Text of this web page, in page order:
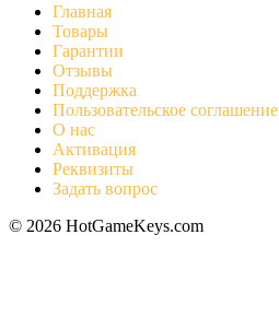
Главная
Товары
Гарантии
Отзывы
Поддержка
Пользовательское соглашение
О нас
Активация
Реквизиты
Задать вопрос
© 2026 HotGameKeys.com